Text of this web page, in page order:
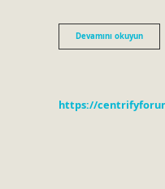
Devamını okuyun
https://